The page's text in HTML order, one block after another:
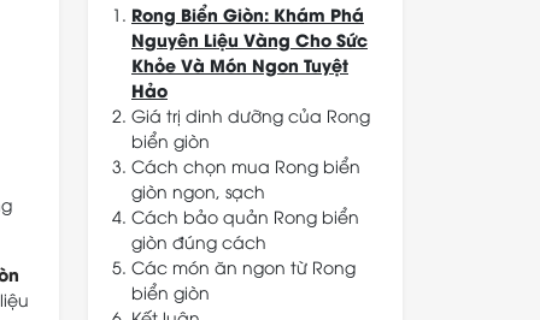
Rong Biển Giòn: Khám Phá
Nguyên Liệu Vàng Cho Sức
Khỏe Và Món Ngon Tuyệt
Hảo
Giá trị dinh dưỡng của Rong
biển giòn
Cách chọn mua Rong biển
giòn ngon, sạch
Chọn thương hiệu và
nguồn gốc rõ ràng
Kiểm tra bao bì sản phẩm
Quan sát màu sắc và cảm
Cách bảo quản Rong biển
giòn đúng cách
Đối với gói rong biển chưa
mở
Các món ăn ngon từ Rong
biển giòn